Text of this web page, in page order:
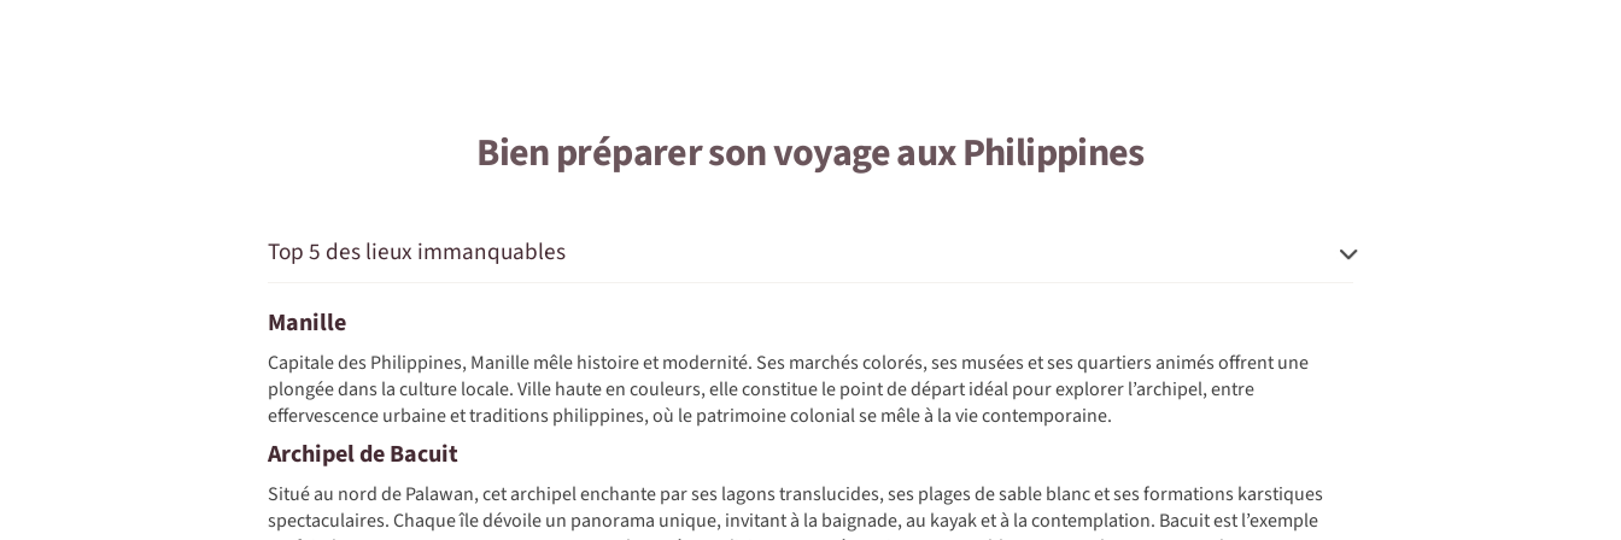
Bien préparer son voyage aux Philippines
Top 5 des lieux immanquables
Manille
Capitale des Philippines, Manille mêle histoire et modernité. Ses marchés colorés, ses musées et ses quartiers animés offrent une
plongée dans la culture locale. Ville haute en couleurs, elle constitue le point de départ idéal pour explorer l’archipel, entre
effervescence urbaine et traditions philippines, où le patrimoine colonial se mêle à la vie contemporaine.
Archipel de Bacuit
Situé au nord de Palawan, cet archipel enchante par ses lagons translucides, ses plages de sable blanc et ses formations karstiques
spectaculaires. Chaque île dévoile un panorama unique, invitant à la baignade, au kayak et à la contemplation. Bacuit est l’exemple